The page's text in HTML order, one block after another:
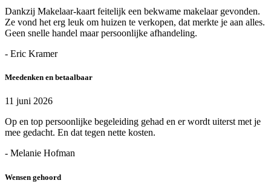
Dankzij Makelaar-kaart feitelijk een bekwame makelaar gevonden.
Ze vond het erg leuk om huizen te verkopen, dat merkte je aan alles.
Geen snelle handel maar persoonlijke afhandeling.
- Eric Kramer
Meedenken en betaalbaar
11 juni 2026
Op en top persoonlijke begeleiding gehad en er wordt uiterst met je
mee gedacht. En dat tegen nette kosten.
- Melanie Hofman
Wensen gehoord